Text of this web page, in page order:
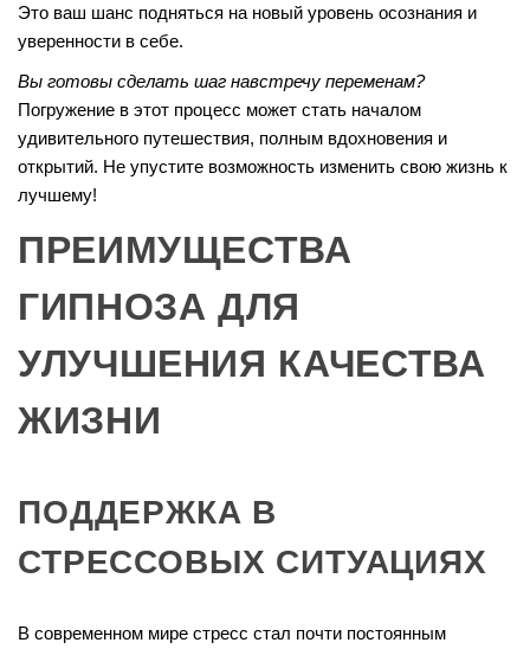
Это ваш шанс подняться на новый уровень осознания и
уверенности в себе.
Вы готовы сделать шаг навстречу переменам?
Погружение в этот процесс может стать началом
удивительного путешествия, полным вдохновения и
открытий. Не упустите возможность изменить свою жизнь к
лучшему!
ПРЕИМУЩЕСТВА
ГИПНОЗА ДЛЯ
УЛУЧШЕНИЯ КАЧЕСТВА
ЖИЗНИ
ПОДДЕРЖКА В
СТРЕССОВЫХ СИТУАЦИЯХ
В современном мире стресс стал почти постоянным